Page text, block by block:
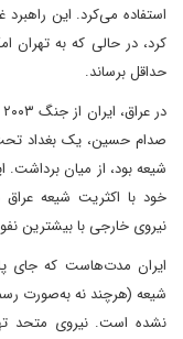
استفاده می‌کرد. این راهبرد
کرد، در حالی که به تهران
حداقل برساند.
صدام حسین، یک بغداد تحت
شیعه بود، از میان برداشت.
خود با اکثریت شیعه عراق
نیروی خارجی با بیشترین
ایران مدت‌هاست که جای
شیعه (هرچند نه به‌صورت
نشده است. نیروی متحد